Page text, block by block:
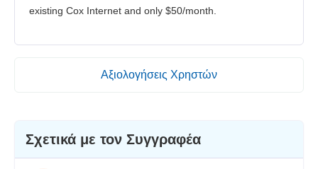
existing Cox Internet and only $50/month.
Αξιολογήσεις Χρηστών
Σχετικά με τον Συγγραφέα